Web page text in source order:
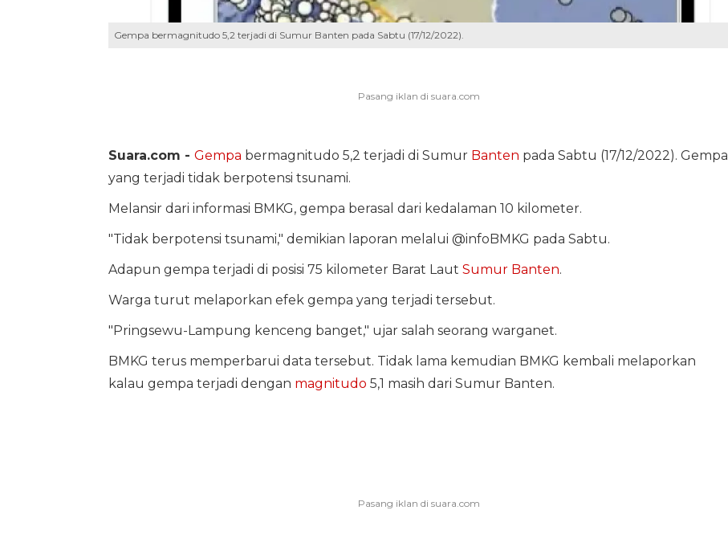
Gempa bermagnitudo 5,2 terjadi di Sumur Banten pada Sabtu (17/12/2022).
Suara.com - Gempa bermagnitudo 5,2 terjadi di Sumur Banten pada Sabtu (17/12/2022). Gempa
yang terjadi tidak berpotensi tsunami.
Melansir dari informasi BMKG, gempa berasal dari kedalaman 10 kilometer.
"Tidak berpotensi tsunami," demikian laporan melalui @infoBMKG pada Sabtu.
Adapun gempa terjadi di posisi 75 kilometer Barat Laut Sumur Banten.
Warga turut melaporkan efek gempa yang terjadi tersebut.
"Pringsewu-Lampung kenceng banget," ujar salah seorang warganet.
BMKG terus memperbarui data tersebut. Tidak lama kemudian BMKG kembali melaporkan
kalau gempa terjadi dengan magnitudo 5,1 masih dari Sumur Banten.